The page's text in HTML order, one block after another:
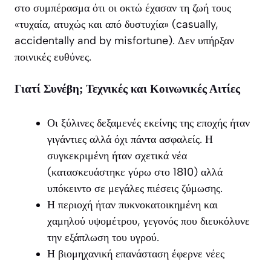
στο συμπέρασμα ότι οι οκτώ έχασαν τη ζωή τους
«τυχαία, ατυχώς και από δυστυχία» (casually,
accidentally and by misfortune). Δεν υπήρξαν
ποινικές ευθύνες.
Γιατί Συνέβη; Τεχνικές και Κοινωνικές Αιτίες
Οι ξύλινες δεξαμενές εκείνης της εποχής ήταν
γιγάντιες αλλά όχι πάντα ασφαλείς. Η
συγκεκριμένη ήταν σχετικά νέα
(κατασκευάστηκε γύρω στο 1810) αλλά
υπόκειντο σε μεγάλες πιέσεις ζύμωσης.
Η περιοχή ήταν πυκνοκατοικημένη και
χαμηλού υψομέτρου, γεγονός που διευκόλυνε
την εξάπλωση του υγρού.
Η βιομηχανική επανάσταση έφερνε νέες